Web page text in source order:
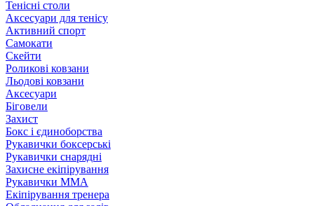
Тенісні столи
Аксесуари для тенісу
Активний спорт
Самокати
Скейти
Роликові ковзани
Льодові ковзани
Аксесуари
Біговели
Захист
Бокс і єдиноборства
Рукавички боксерські
Рукавички снарядні
Захисне екіпірування
Рукавички ММА
Екіпірування тренера